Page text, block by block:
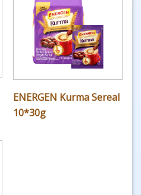
ENERGEN Kurma Sereal
10*30g